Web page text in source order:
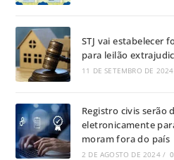
STJ vai estabelecer
para leilão
11 DE SETEMBRO DE 2024
Registro civis serão
eletronicamente
moram fora do país
2 DE AGOSTO DE 2024 /